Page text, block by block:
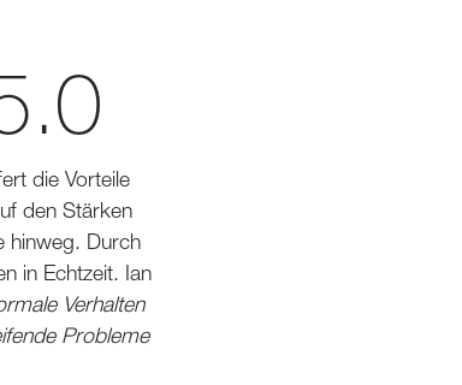
die Vorteile
den Stärken
hinweg. Durch
in Echtzeit. Ian
Verhalten
Probleme